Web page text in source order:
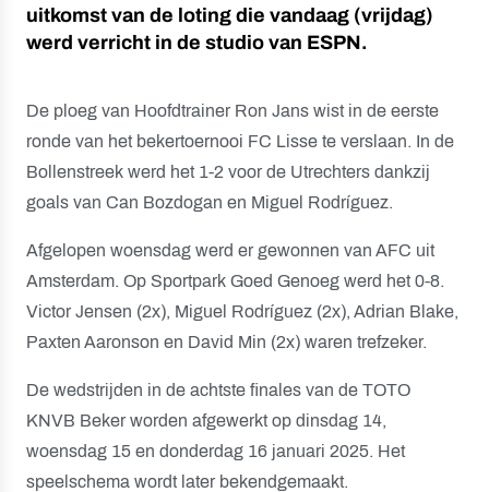
uitkomst van de loting die vandaag (vrijdag)
werd verricht in de studio van ESPN.
De ploeg van Hoofdtrainer Ron Jans wist in de eerste
ronde van het bekertoernooi FC Lisse te verslaan. In de
Bollenstreek werd het 1-2 voor de Utrechters dankzij
goals van Can Bozdogan en Miguel Rodríguez.
Afgelopen woensdag werd er gewonnen van AFC uit
Amsterdam. Op Sportpark Goed Genoeg werd het 0-8.
Victor Jensen (2x), Miguel Rodríguez (2x), Adrian Blake,
Paxten Aaronson en David Min (2x) waren trefzeker.
De wedstrijden in de achtste finales van de TOTO
KNVB Beker worden afgewerkt op dinsdag 14,
woensdag 15 en donderdag 16 januari 2025. Het
speelschema wordt later bekendgemaakt.